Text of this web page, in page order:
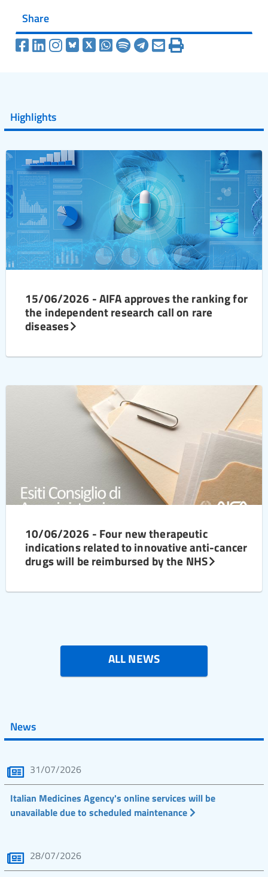
Share
Highlights
15/06/2026 - AIFA approves the ranking for
the independent research call on rare
diseases
10/06/2026 - Four new therapeutic
indications related to innovative anti-cancer
drugs will be reimbursed by the NHS
ALL NEWS
News
31/07/2026
Italian Medicines Agency's online services will be
unavailable due to scheduled maintenance
28/07/2026